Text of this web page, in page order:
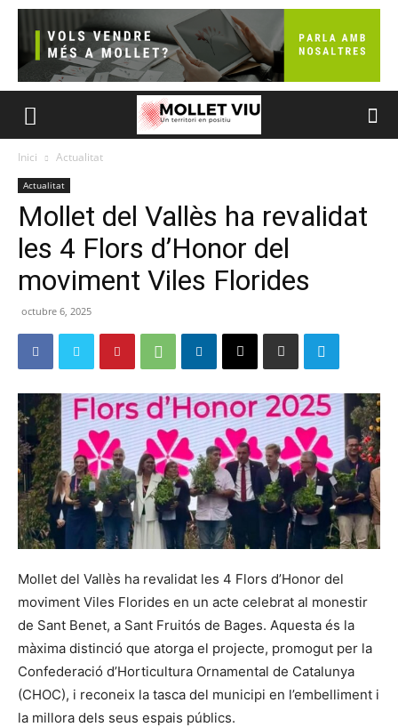
Inici Actualitat
Actualitat
Mollet del Vallès ha revalidat
les 4 Flors d’Honor del
moviment Viles Florides
octubre 6, 2025
Mollet del Vallès ha revalidat les 4 Flors d’Honor del
moviment Viles Florides en un acte celebrat al monestir
de Sant Benet, a Sant Fruitós de Bages. Aquesta és la
màxima distinció que atorga el projecte, promogut per la
Confederació d’Horticultura Ornamental de Catalunya
(CHOC), i reconeix la tasca del municipi en l’embelliment i
la millora dels seus espais públics.